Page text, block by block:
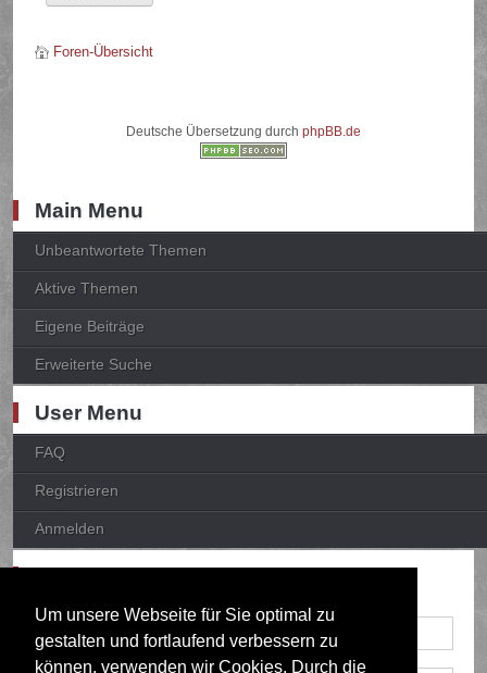
Um unsere Webseite für Sie optimal zu
gestalten und fortlaufend verbessern zu
können, verwenden wir Cookies. Durch die
Foren-Übersicht
Deutsche Übersetzung durch phpBB.de
Main Menu
Unbeantwortete Themen
Aktive Themen
Eigene Beiträge
Erweiterte Suche
User Menu
FAQ
Registrieren
Anmelden